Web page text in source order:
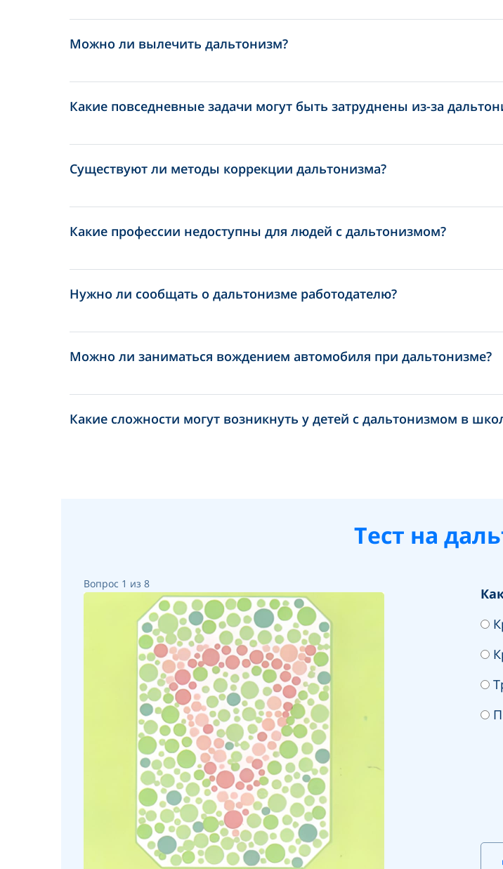
Можно ли вылечить дальтонизм?
Какие повседневные задачи могут быть затруднены из-за
Существуют ли методы коррекции дальтонизма?
Какие профессии недоступны для людей с дальтонизмом?
Нужно ли сообщать о дальтонизме работодателю?
Можно ли заниматься вождением автомобиля при дальтонизме?
Какие сложности могут возникнуть у детей с дальтонизмом в
Тест на
Вопрос 1 из 8